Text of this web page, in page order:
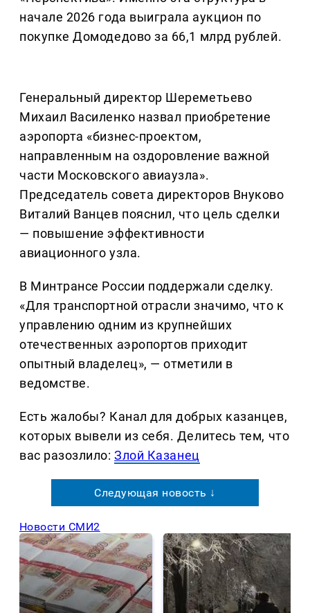
начале 2026 года выиграла аукцион по
покупке Домодедово за 66,1 млрд рублей.
Генеральный директор Шереметьево
Михаил Василенко назвал приобретение
аэропорта «бизнес-проектом,
направленным на оздоровление важной
части Московского авиаузла».
Председатель совета директоров Внуково
Виталий Ванцев пояснил, что цель сделки
— повышение эффективности
авиационного узла.
В Минтрансе России поддержали сделку.
«Для транспортной отрасли значимо, что к
управлению одним из крупнейших
отечественных аэропортов приходит
опытный владелец», — отметили в
ведомстве.
Есть жалобы? Канал для добрых казанцев,
которых вывели из себя. Делитеcь тем, что
вас разозлило:Злой Казанец
Следующая новость ↓
Новости СМИ2